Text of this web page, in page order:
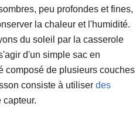
peu profondes et fines,
la chaleur et l'humidité.
du soleil par la casserole
d'un simple sac en
composé de plusieurs couches
consiste à utiliser des